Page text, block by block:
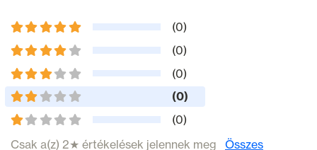
(0)
(0)
(0)
(0)
(0)
Csak a(z) 2★ értékelések jelennek meg
Összes